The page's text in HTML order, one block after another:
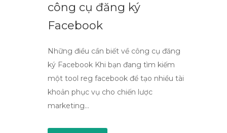
công cụ đăng ký
Facebook
Những điều cần biết về công cụ đăng
ký Facebook Khi bạn đang tìm kiếm
một tool reg facebook để tạo nhiều tài
khoản phục vụ cho chiến lược
marketing…